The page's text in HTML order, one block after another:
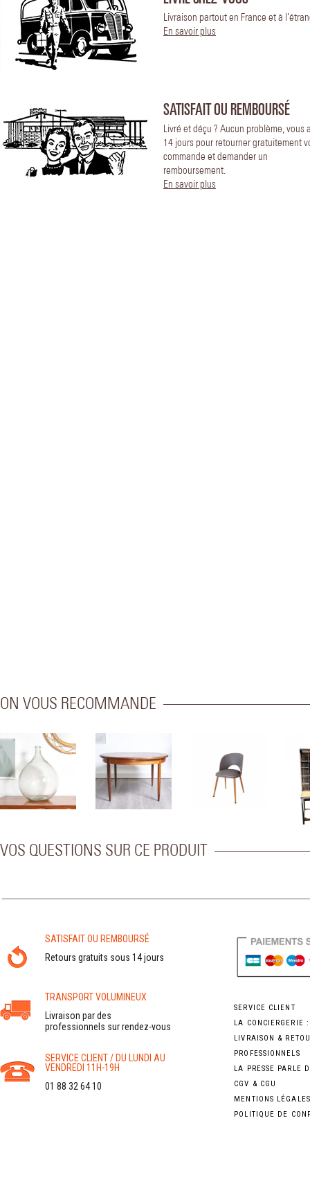
Livraison partout en France et à
En savoir plus
SATISFAIT OU REMBOURSÉ
Livré et déçu ? Aucun problème, vous
14 jours pour retourner gratuitement
commande et demander un
remboursement.
En savoir plus
ON VOUS RECOMMANDE
VOS QUESTIONS SUR CE PRODUIT
SATISFAIT OU REMBOURSÉ
Retours gratuits sous 14 jours
TRANSPORT VOLUMINEUX
Livraison par des
professionnels sur rendez-vous
SERVICE CLIENT / DU LUNDI AU
VENDREDI 11H-19H
01 88 32 64 10
SERVICE CLIENT
LA CONCIERGERIE
LIVRAISON &
PROFESSIONNELS
LA PRESSE PARLE
CGV & CGU
MENTIONS LÉGALES
POLITIQUE DE